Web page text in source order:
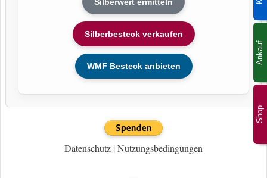
Shop
Ankauf
Silberbesteck verkaufen
WMF Besteck anbieten
Datenschutz |Nutzungsbedingungen